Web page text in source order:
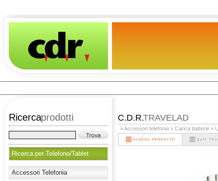
Ricercaprodotti
Ricerca per Telefono/Tablet
Accessori Telefonia
C.D.R.TRAVELAD
» Accessori telefonia » Carica batterie »